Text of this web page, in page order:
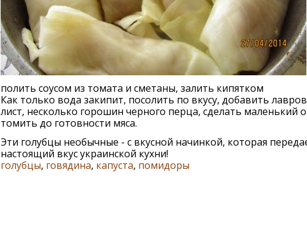
полить соусом из томата и сметаны, залить кипятком
Как только вода закипит, посолить по вкусу, добавить
лист, несколько горошин черного перца, сделать маленький
томить до готовности мяса.
Эти голубцы необычные - с вкусной начинкой, которая
настоящий вкус украинской кухни!
голубцы, говядина, капуста, помидоры